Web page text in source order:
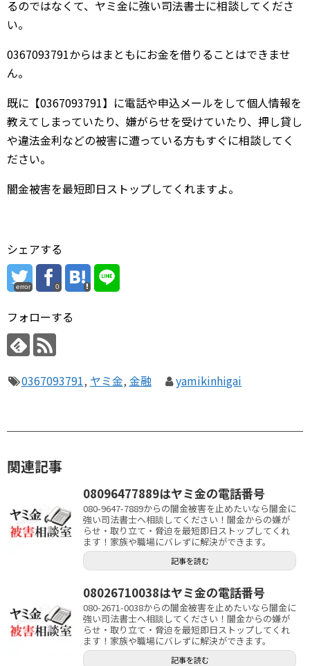
るのではなくて、ヤミ金に強い司法書士に相談してくださ
い。
0367093791からはまともにお金を借りることはできませ
ん。
既に【0367093791】に電話や申込メールをして個人情報を
教えてしまっていたり、嫌がらせを受けていたり、押し貸し
や違法金利などの被害に遭っている方もすぐに相談してく
ださい。
闇金被害を最短即日ストップしてくれますよ。
シェアする
error 0
フォローする
0367093791, ヤミ金, 金融 yamikinhigai
関連記事
08096477889はヤミ金の電話番号
080-9647-7889からの闇金被害を止めたいなら闇金に
強い司法書士へ相談してください！闇金からの嫌が
らせ・取り立て・脅迫を最短即日ストップしてくれ
ます！家族や職場にバレずに解決ができます。
記事を読む
08026710038はヤミ金の電話番号
080-2671-0038からの闇金被害を止めたいなら闇金に
強い司法書士へ相談してください！闇金からの嫌が
らせ・取り立て・脅迫を最短即日ストップしてくれ
ます！家族や職場にバレずに解決ができます。
記事を読む